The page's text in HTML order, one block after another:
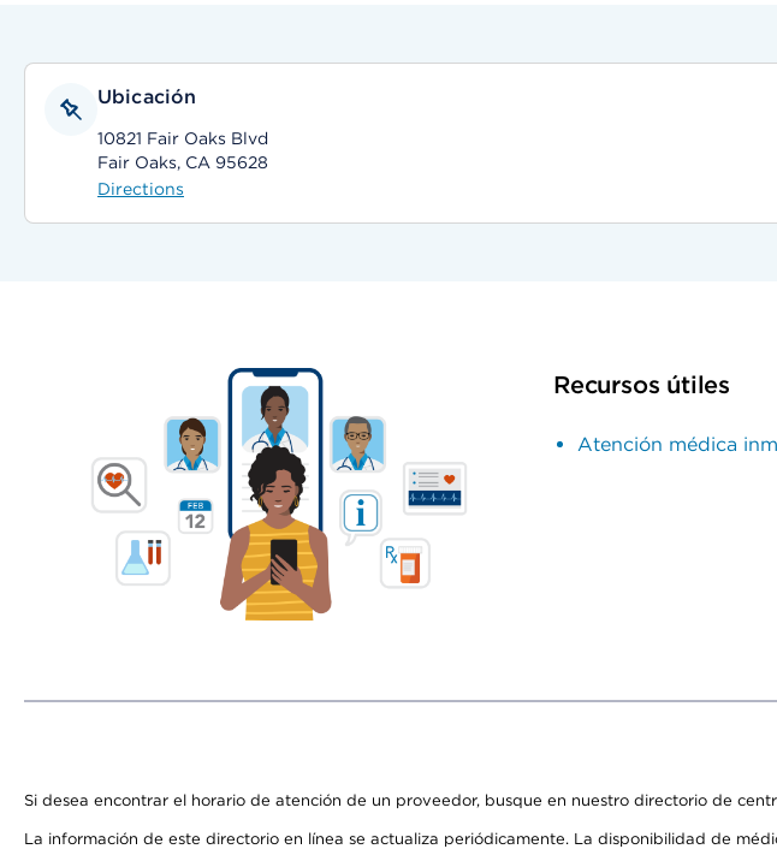
Ubicación
10821 Fair Oaks Blvd
Fair Oaks, CA 95628
Directions
Recursos útiles
Atención médica
Si desea encontrar el horario de atención de un proveedor, busque en nuestro directorio de
La información de este directorio en línea se actualiza periódicamente. La disponibilidad de